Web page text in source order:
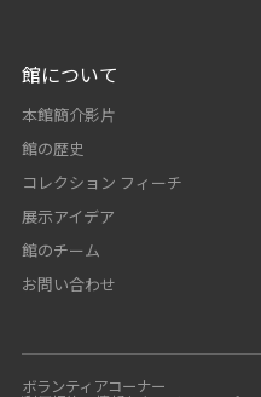
館について
本館簡介影片
館の歴史
コレクション フィーチ
展示アイデア
館のチーム
お問い合わせ
ボランティアコーナー